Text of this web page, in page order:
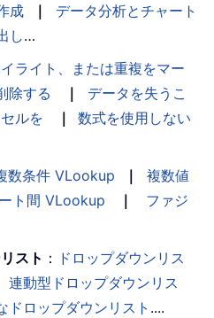
成 ｜
データ分析とチャート
し…
ライト、または重複をマー
除する ｜
データを失うこ
ルを
｜
数式を使用しない
数条件 VLookup ｜
複数値
ト間 VLookup ｜
ファジ
スト ： ドロップダウンリス
連動型ドロップダウンリス
ドロップダウンリスト ....